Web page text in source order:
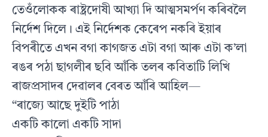
তেওঁলোকক ৰাষ্ট্ৰদোষী আখ্যা দি আত্মসমৰ্পণ কৰিবলৈ
নিৰ্দেশ দিলে। এই নিৰ্দেশক কেৰেপ নকৰি ইয়াৰ
বিপৰীতে এখন বগা কাগজত এটা বগা আৰু এটা ক’লা
ৰঙৰ পঠা ছাগলীৰ ছবি আঁকি তলৰ কবিতাটি লিখি
ৰাজপ্ৰসাদৰ দেৱালৰ বেৰত আঁৰি আহিল—
“ৰাজ্যে আছে দুইটি পাঠা
একটি কালো একটি সাদা